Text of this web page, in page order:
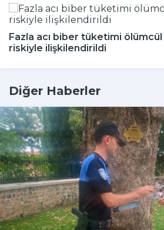
Fazla acı biber tüketimi
riskiyle ilişkilendirildi
Diğer Haberler